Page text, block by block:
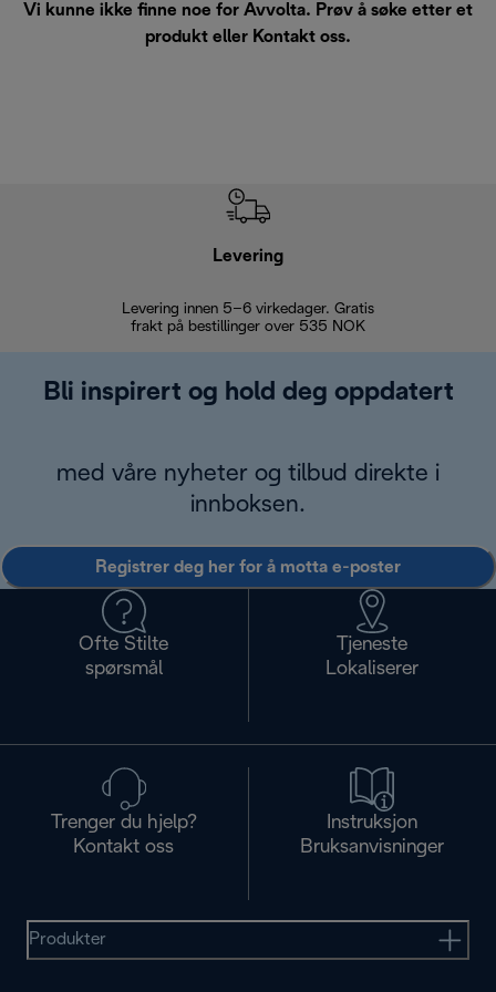
Vi kunne ikke finne noe for Avvolta. Prøv å søke etter et
produkt eller Kontakt oss.
Levering
Levering innen 5–6 virkedager. Gratis
frakt på bestillinger over 535 NOK
Bli inspirert og hold deg oppdatert
med våre nyheter og tilbud direkte i
innboksen.
Registrer deg her for å motta e-poster
Ofte Stilte
spørsmål
Tjeneste
Lokaliserer
Trenger du hjelp?
Kontakt oss
Instruksjon
Bruksanvisninger
Produkter